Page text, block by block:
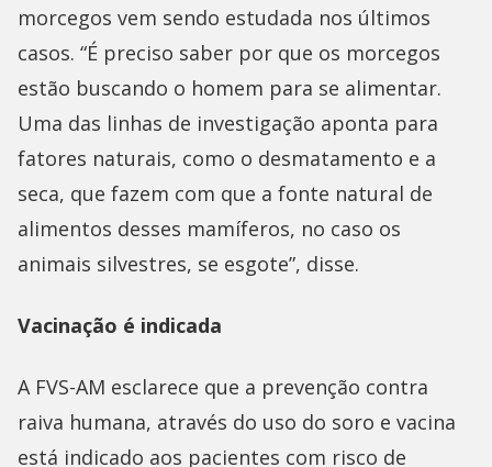
morcegos vem sendo estudada nos últimos
casos. “É preciso saber por que os morcegos
estão buscando o homem para se alimentar.
Uma das linhas de investigação aponta para
fatores naturais, como o desmatamento e a
seca, que fazem com que a fonte natural de
alimentos desses mamíferos, no caso os
animais silvestres, se esgote”, disse.
Vacinação é indicada
A FVS-AM esclarece que a prevenção contra
raiva humana, através do uso do soro e vacina
está indicado aos pacientes com risco de